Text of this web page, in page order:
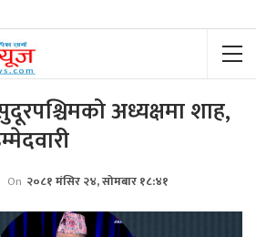
अध्यक्षमा शाह,
On २०८१ मंसिर २४, सोमबार १८:४१